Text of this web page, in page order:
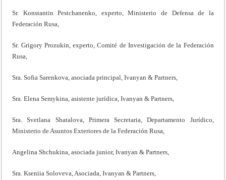
Sr. Konstantin Pestchanenko, experto, Ministerio de Defensa de la
Federación Rusa,
Sr. Grigory Prozukin, experto, Comité de Investigación de la Federación
Rusa,
Sra. Sofia Sarenkova, asociada principal, Ivanyan & Partners,
Sra. Elena Semykina, asistente jurídica, Ivanyan & Partners,
Sra. Svetlana Shatalova, Primera Secretaria, Departamento Jurídico,
Ministerio de Asuntos Exteriores de la Federación Rusa,
Angelina Shchukina, asociada junior, Ivanyan & Partners,
Sra. Kseniia Soloveva, Asociada, Ivanyan & Partners,